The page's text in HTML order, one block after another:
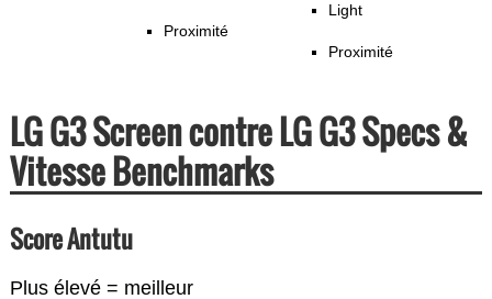
Proximité
Light
Proximité
LG G3 Screen contre LG G3 Specs &
Vitesse Benchmarks
Score Antutu
Plus élevé = meilleur